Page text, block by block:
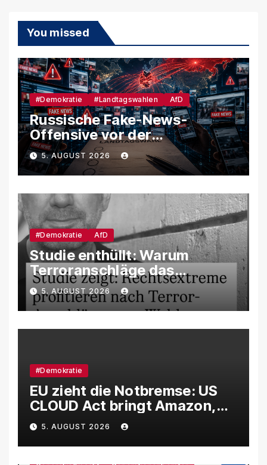
You missed
#Demokratie #Landtagswahlen AfD
Russische Fake-News-
Offensive vor der
Landtagswahl – So soll
unsere Demokratie
manipuliert werden
5. AUGUST 2026
#Demokratie AfD
Studie enthüllt: Warum
Terroranschläge das
Wahlverhalten verändern –
und weshalb die AfD davon
besonders profitiert
5. AUGUST 2026
#Demokratie
EU zieht die Notbremse: US
CLOUD Act bringt Amazon,
Google und Microsoft massiv
unter Druck
5. AUGUST 2026